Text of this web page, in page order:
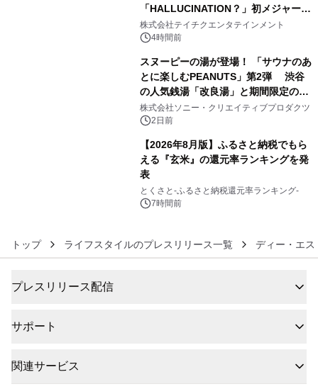
「HALLUCINATION？」初メジャー配
信リリース決定！
株式会社テイチクエンタテインメント
4時間前
スヌーピーの湯が登場！ 「サウナのあ
とに楽しむPEANUTS」第2弾 渋谷
の人気銭湯「改良湯」と期間限定のコ
ラボレーション サウナイキタイコラ
ボグッズも発売決定！
株式会社ソニー・クリエイティブプロダクツ
2日前
【2026年8月版】ふるさと納税でもら
える『玄米』の還元率ランキングを発
表
とくさと-ふるさと納税還元率ランキング-
7時間前
トップ ライフスタイルのプレスリリース一覧 ディー・エス
プレスリリース配信
サポート
関連サービス